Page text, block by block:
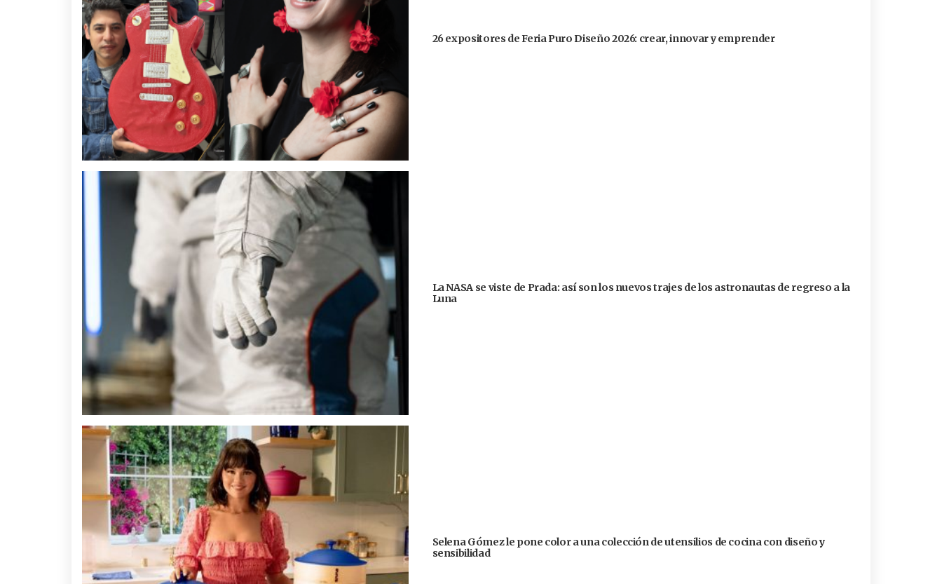
26 expositores de Feria Puro Diseño 2026: crear, innovar y emprender
La NASA se viste de Prada: así son los nuevos trajes de los astronautas de regreso a la
Luna
Selena Gómez le pone color a una colección de utensilios de cocina con diseño y
sensibilidad